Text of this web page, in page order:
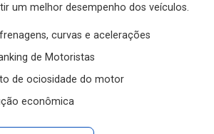
um melhor desempenho dos veículos.
curvas e acelerações
de Motoristas
de ociosidade do motor
econômica